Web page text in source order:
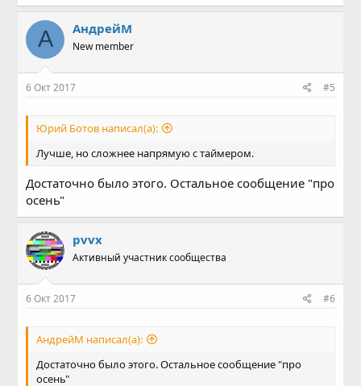
А АндрейМ
New member
6 Окт 2017 #5
Юрий Ботов написал(а):
Лучше, но сложнее напрямую с таймером.
Достаточно было этого. Остальное сообщение "про
осень"
pvvx
Активный участник сообщества
6 Окт 2017 #6
АндрейМ написал(а):
Достаточно было этого. Остальное сообщение "про
осень"